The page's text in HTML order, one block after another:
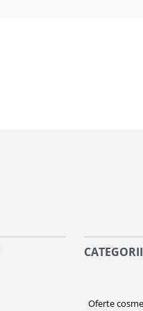
CATEGORII
Oferte